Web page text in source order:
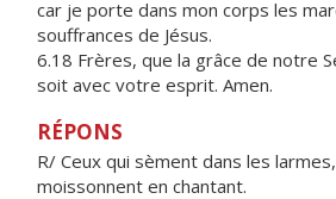
car je porte dans mon corps les
souffrances de Jésus.
6.18 Frères, que la grâce de notre
soit avec votre esprit. Amen.
RÉPONS
R/ Ceux qui sèment dans les larmes,
moissonnent en chantant.